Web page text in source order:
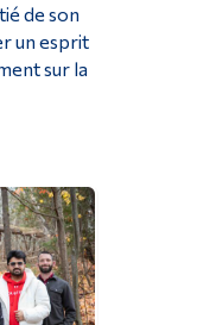
de son
un esprit
sur la